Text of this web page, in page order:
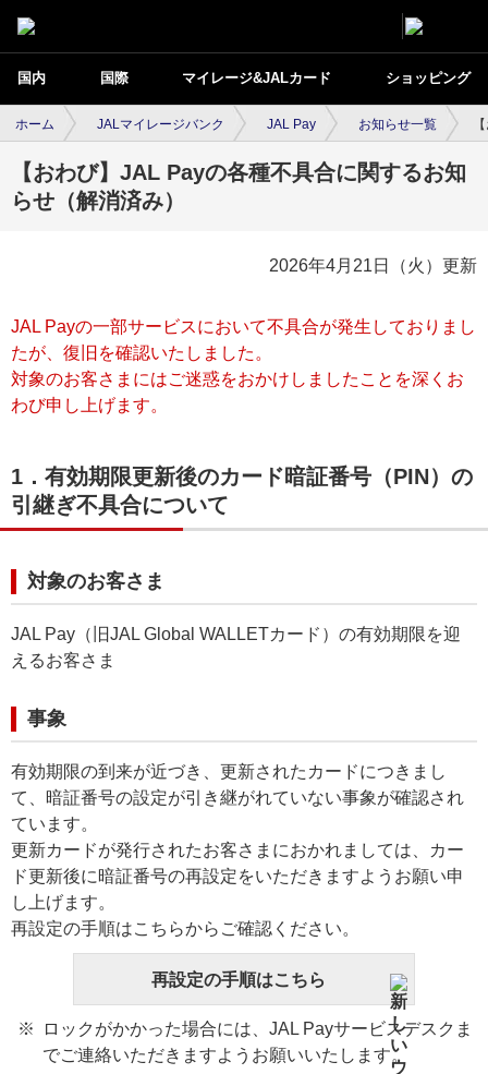
国内 国際 マイレージ&JALカード ショッピング
ホーム JALマイレージバンク JAL Pay お知らせ一覧
【おわび】JAL Payの各種不具合に関するお知
らせ（解消済み）
2026年4月21日（火）更新
JAL Payの一部サービスにおいて不具合が発生しておりまし
たが、復旧を確認いたしました。
対象のお客さまにはご迷惑をおかけしましたことを深くお
わび申し上げます。
1．有効期限更新後のカード暗証番号（PIN）の
引継ぎ不具合について
対象のお客さま
JAL Pay（旧JAL Global WALLETカード）の有効期限を迎
えるお客さま
事象
有効期限の到来が近づき、更新されたカードにつきまし
て、暗証番号の設定が引き継がれていない事象が確認され
ています。
更新カードが発行されたお客さまにおかれましては、カー
ド更新後に暗証番号の再設定をいただきますようお願い申
し上げます。
再設定の手順はこちらからご確認ください。
再設定の手順はこちら
ロックがかかった場合には、JAL Payサービスデスクま
でご連絡いただきますようお願いいたします。